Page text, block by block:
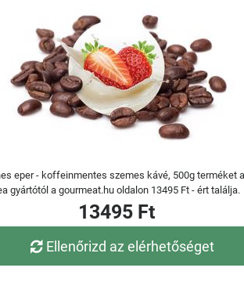
eper - koffeinmentes szemes kávé, 500g terméket
gyártótól a gourmeat.hu oldalon 13495 Ft - ért találja.
13495 Ft
Ellenőrizd az elérhetőséget